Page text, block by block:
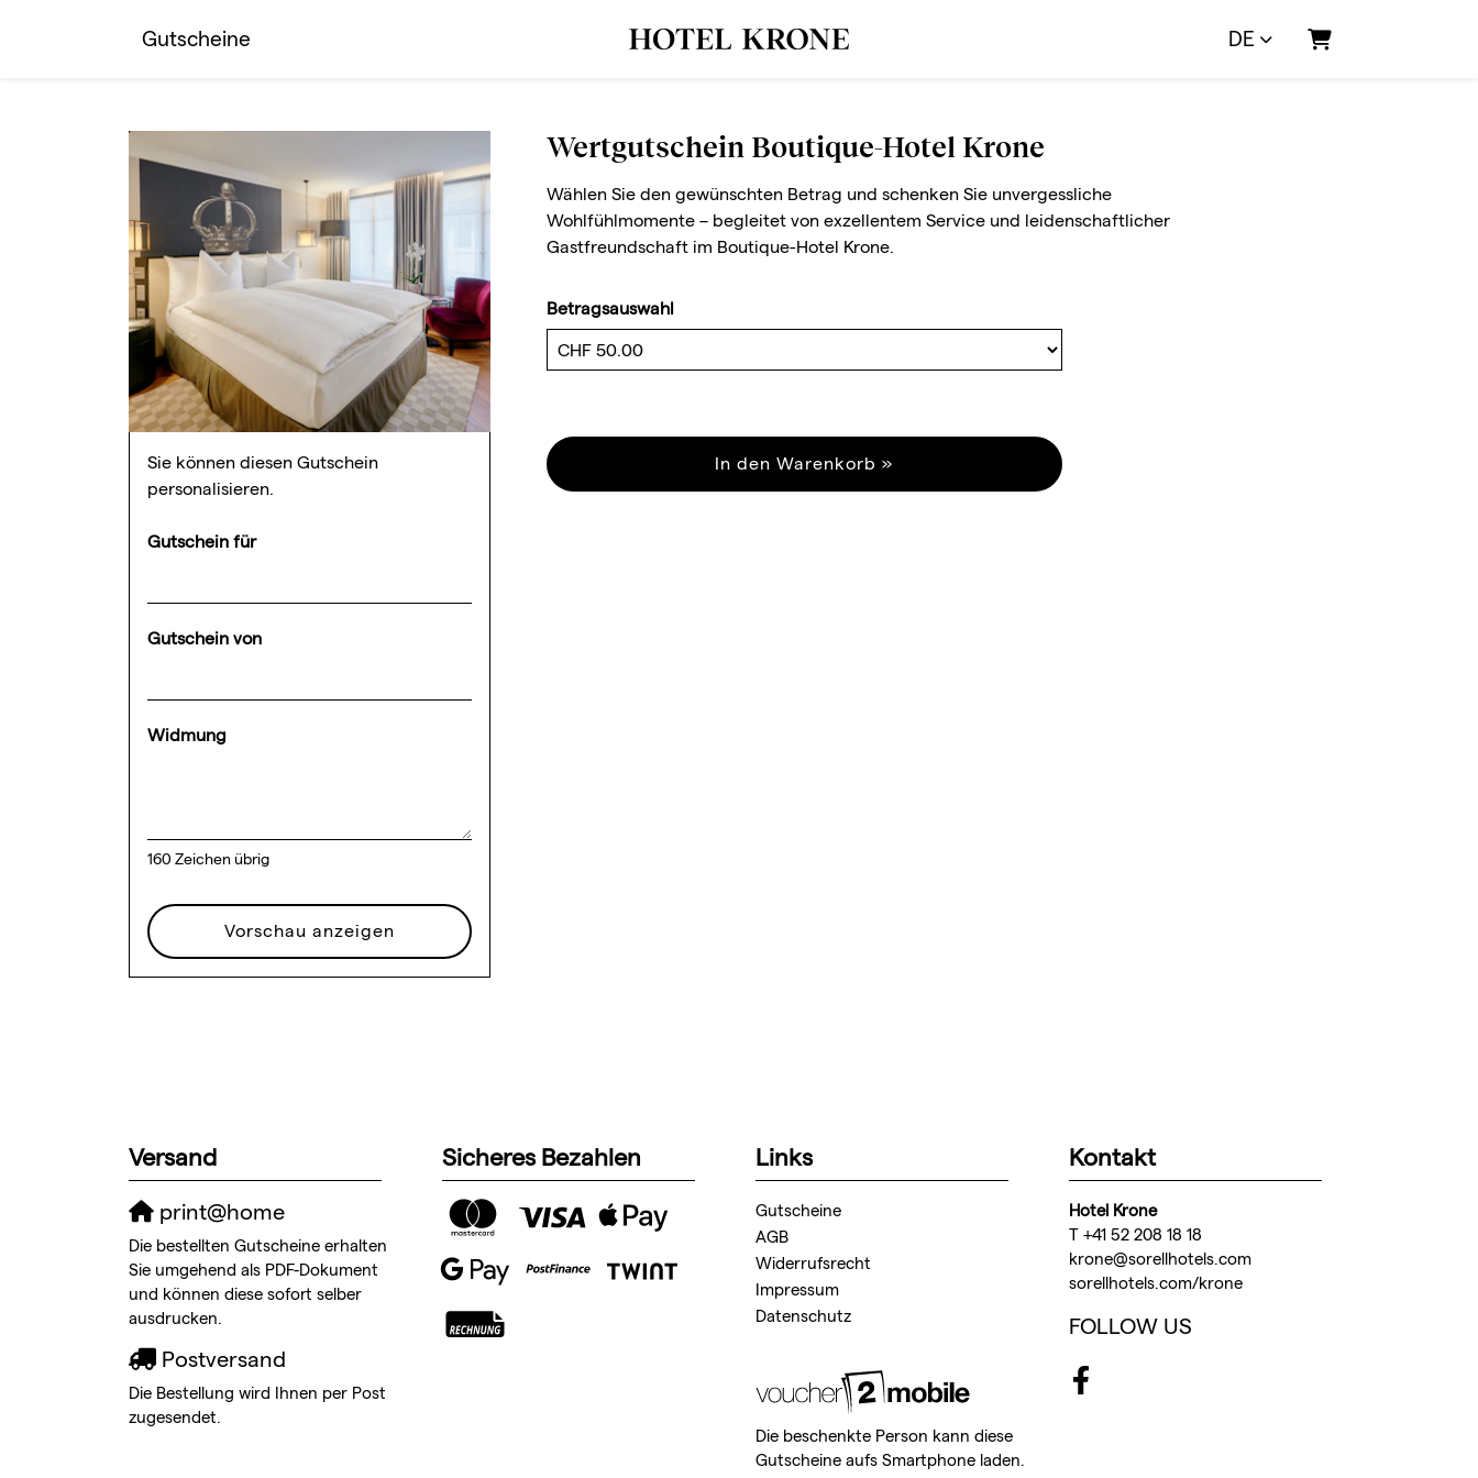
Gutscheine DE
Warenkorb
Sie können diesen Gutschein
personalisieren.
Gutschein für
Gutschein von
Widmung
160 Zeichen übrig
Vorschau anzeigen
Wertgutschein Boutique-Hotel Krone
Wählen Sie den gewünschten Betrag und schenken Sie unvergessliche
Wohlfühlmomente – begleitet von exzellentem Service und leidenschaftlicher
Gastfreundschaft im Boutique-Hotel Krone.
Betragsauswahl
In den Warenkorb »
Versand
print@home
Die bestellten Gutscheine erhalten
Sie umgehend als PDF-Dokument
und können diese sofort selber
ausdrucken.
Postversand
Die Bestellung wird Ihnen per Post
zugesendet.
Sicheres Bezahlen Links
Gutscheine
AGB
Widerrufsrecht
Impressum
Datenschutz
Die beschenkte Person kann diese
Gutscheine aufs Smartphone laden.
Kontakt
Hotel Krone
T +41 52 208 18 18
krone@sorellhotels.com
sorellhotels.com/krone
FOLLOW US